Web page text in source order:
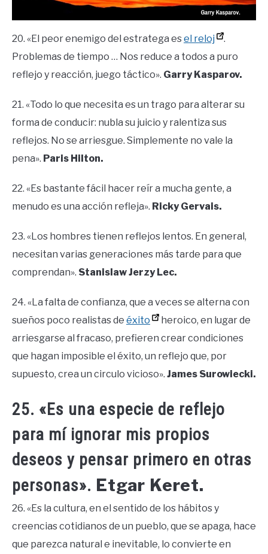
20. «El peor enemigo del estratega esel reloj
.
Problemas de tiempo … Nos reduce a todos a puro
reflejo y reacción, juego táctico». Garry Kasparov.
21. «Todo lo que necesita es un trago para alterar su
forma de conducir: nubla su juicio y ralentiza sus
reflejos. No se arriesgue. Simplemente no vale la
pena». Paris Hilton.
22. «Es bastante fácil hacer reír a mucha gente, a
menudo es una acción refleja». Ricky Gervais.
23. «Los hombres tienen reflejos lentos. En general,
necesitan varias generaciones más tarde para que
comprendan». Stanislaw Jerzy Lec.
24. «La falta de confianza, que a veces se alterna con
sueños poco realistas de éxito
heroico, en lugar de
arriesgarse al fracaso, prefieren crear condiciones
que hagan imposible el éxito, un reflejo que, por
supuesto, crea un circulo vicioso». James Surowiecki.
25. «Es una especie de reflejo
para mí ignorar mis propios
deseos y pensar primero en otras
personas». Etgar Keret.
26. «Es la cultura, en el sentido de los hábitos y
creencias cotidianos de un pueblo, que se apaga, hace
que parezca natural e inevitable, lo convierte en